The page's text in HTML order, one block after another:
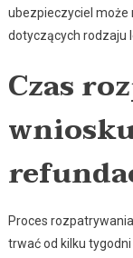
ubezpieczyciel może
dotyczących rodzaju
Czas
Proces
trwać od kilku